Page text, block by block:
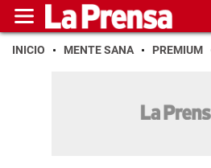
INICIO MENTE SANA PREMIUM